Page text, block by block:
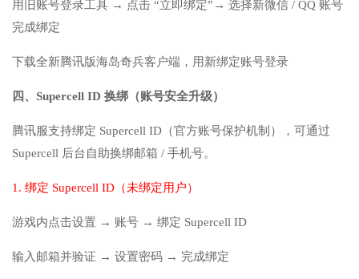
用旧账号登录工具 → 点击 “立即绑定”→ 选择新微信 / QQ 账号
完成绑定
下载全新腾讯版海岛奇兵客户端，用新绑定账号登录
四、Supercell ID 换绑（账号安全升级）
腾讯服支持绑定 Supercell ID（官方账号保护机制），可通过
Supercell 后台自助换绑邮箱 / 手机号。
1. 绑定 Supercell ID（未绑定用户）
游戏内点击设置 → 账号 → 绑定 Supercell ID
输入邮箱并验证 → 设置密码 → 完成绑定